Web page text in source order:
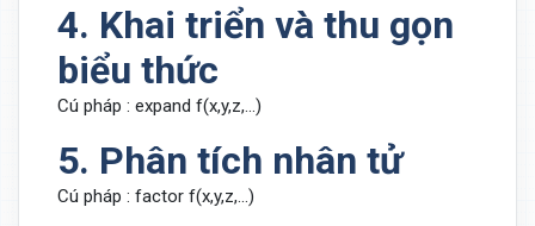
4. Khai triển và thu gọn
biểu thức
Cú pháp : expand f(x,y,z,...)
5. Phân tích nhân tử
Cú pháp : factor f(x,y,z,...)